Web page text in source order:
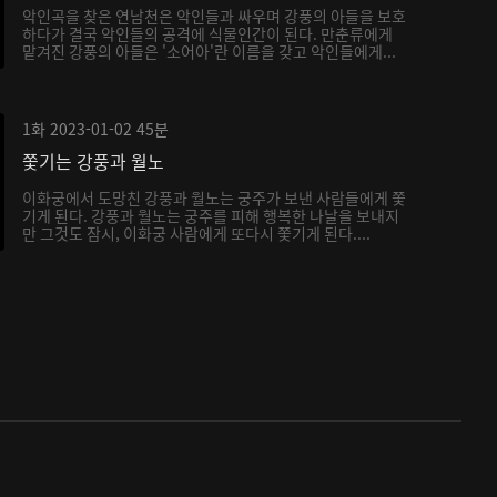
악인곡을 찾은 연남천은 악인들과 싸우며 강풍의 아들을 보호
하다가 결국 악인들의 공격에 식물인간이 된다. 만춘류에게
맡겨진 강풍의 아들은 '소어아'란 이름을 갖고 악인들에게...
1화 2023-01-02 45분
쫓기는 강풍과 월노
이화궁에서 도망친 강풍과 월노는 궁주가 보낸 사람들에게 쫓
기게 된다. 강풍과 월노는 궁주를 피해 행복한 나날을 보내지
만 그것도 잠시, 이화궁 사람에게 또다시 쫓기게 된다....